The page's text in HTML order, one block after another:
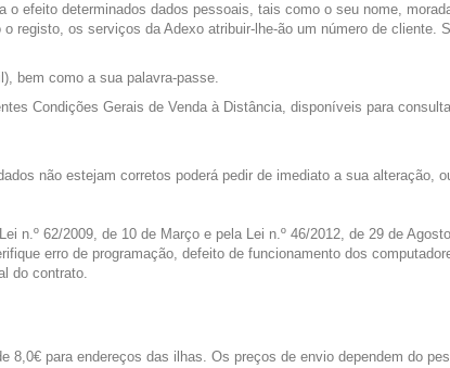
efeito determinados dados pessoais, tais como o seu nome,
registo, os serviços da Adexo atribuir-lhe-ão um número de cliente.
bem como a sua palavra-passe.
Condições Gerais de Venda à Distância, disponíveis para
não estejam corretos poderá pedir de imediato a sua alteração,
n.º 62/2009, de 10 de Março e pela Lei n.º 46/2012, de 29 de
erro de programação, defeito de funcionamento dos
do contrato.
para endereços das ilhas. Os preços de envio dependem do